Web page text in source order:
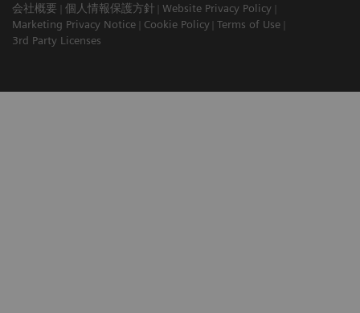
会社概要
個人情報保護方針
Website Privacy Policy
Marketing Privacy Notice
Cookie Policy Terms of Use
3rd Party Licenses